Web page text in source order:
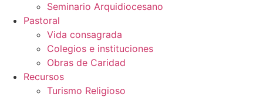
Seminario Arquidiocesano
Pastoral
Vida consagrada
Colegios e instituciones
Obras de Caridad
Recursos
Turismo Religioso